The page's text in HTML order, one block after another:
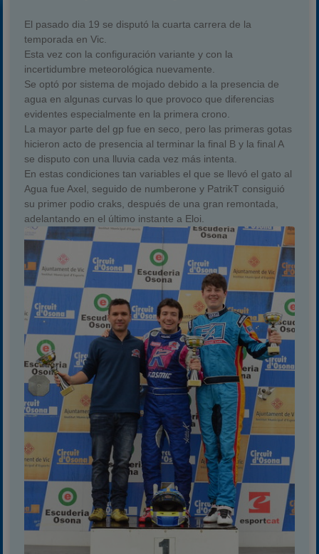
El pasado dia 19 se disputó la cuarta carrera de la
temporada en Vic.
Esta vez con la configuración variante y con la
incertidumbre meteorológica nuevamente.
Se optó por sistema de mojado debido a la presencia de
agua en algunas curvas lo que provoco que diferencias
evidentes especialmente en la primera crono.
La mayor parte del gp fue en seco, pero las primeras gotas
hicieron acto de presencia al terminar la final B y la final A
se disputo con una lluvia cada vez más intenta.
En estas condiciones tan variables el que se llevó el gato al
Agua fue Axel, seguido de numberone y PatrikT consiguió
su primer podio craks, después de una gran remontada,
adelantando en el último instante a Eloi.